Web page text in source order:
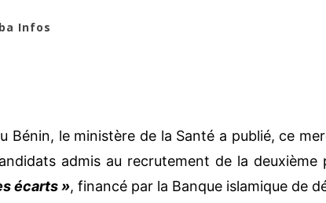
Infos
Bénin, le ministère de la Santé a publié, ce
admis au recrutement de la
écarts », financé par la Banque islamique de